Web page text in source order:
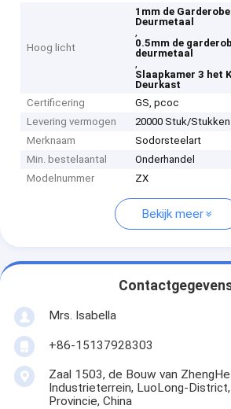
Hoog licht
1mm de
Deurmetaal
,
0.5mm de
deurmetaal
,
Slaapkamer 3 het
Deurkast
Certificering
GS, pcoc
Levering vermogen
20000 Stuk/
Merknaam
Sodorsteelart
Min. bestelaantal
Onderhandel
Modelnummer
ZX
Bekijk meer
Mrs. Isabella
+86-15137928303
Zaal 1503, de Bouw van
Industrieterrein, LuoLong-
Provincie, China